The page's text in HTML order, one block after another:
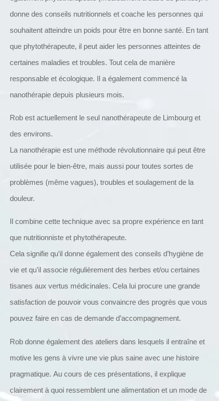
donne des conseils nutritionnels et coache les personnes qui
souhaitent atteindre un poids pour être en bonne santé. En tant
que phytothérapeute, il peut aider les personnes atteintes de
certaines maladies et troubles. Tout cela de manière
responsable et écologique. Il a également commencé la
nanothérapie depuis plusieurs mois.
Rob est actuellement le seul nanothérapeute de Limbourg et
des environs.
La nanothérapie est une méthode révolutionnaire qui peut être
utilisée pour le bien-être, mais aussi pour toutes sortes de
problèmes (même vagues), troubles et soulagement de la
douleur.
Il combine cette technique avec sa propre expérience en tant
que nutritionniste et phytothérapeute.
Cela signifie qu’il donne également des conseils d’hygiène de
vie et qu’il associe régulièrement des herbes et/ou certaines
tisanes aux vertus médicinales. Cela lui procure une grande
satisfaction de pouvoir vous convaincre des progrès que vous
pouvez faire en cas de demande d’accompagnement.
Rob donne également des ateliers dans lesquels il entraîne et
motive les gens à vivre une vie plus saine avec une histoire
pragmatique. Au cours de ces présentations, il explique
clairement à quoi ressemblent une alimentation et un mode de